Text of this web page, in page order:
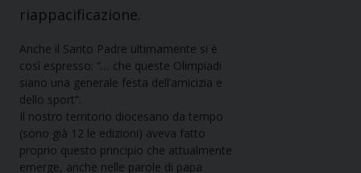
riappacificazione.
Anche il Santo Padre ultimamente si è
così espresso: “… che queste Olimpiadi
siano una generale festa dell’amicizia e
dello sport”.
Il nostro territorio diocesano da tempo
(sono già 12 le edizioni) aveva fatto
proprio questo principio che attualmente
emerge, anche nelle parole di papa